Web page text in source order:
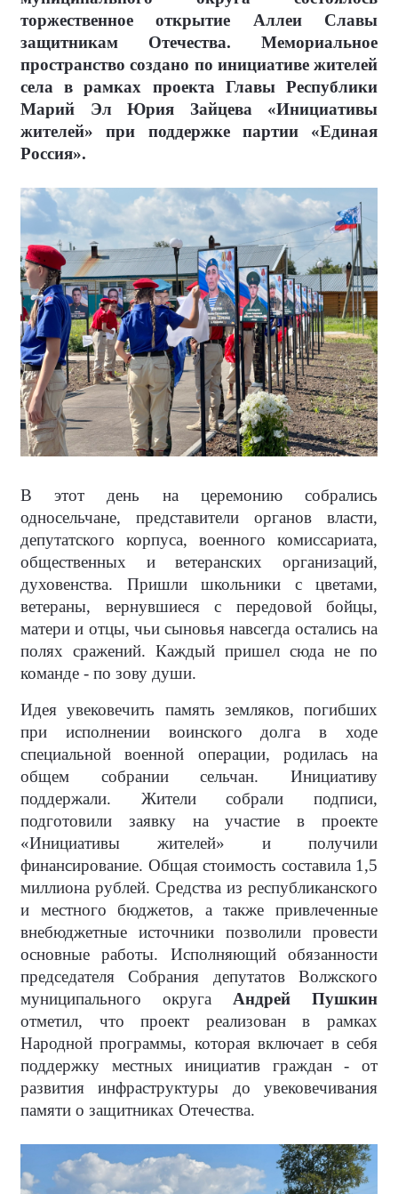
торжественное открытие Аллеи Славы
защитникам Отечества. Мемориальное
пространство создано по инициативе жителей
села в рамках проекта Главы Республики
Марий Эл Юрия Зайцева «Инициативы
жителей» при поддержке партии «Единая
Россия».
В этот день на церемонию собрались
односельчане, представители органов власти,
депутатского корпуса, военного комиссариата,
общественных и ветеранских организаций,
духовенства. Пришли школьники с цветами,
ветераны, вернувшиеся с передовой бойцы,
матери и отцы, чьи сыновья навсегда остались на
полях сражений. Каждый пришел сюда не по
команде - по зову души.
Идея увековечить память земляков, погибших
при исполнении воинского долга в ходе
специальной военной операции, родилась на
общем собрании сельчан. Инициативу
поддержали. Жители собрали подписи,
подготовили заявку на участие в проекте
«Инициативы жителей» и получили
финансирование. Общая стоимость составила 1,5
миллиона рублей. Средства из республиканского
и местного бюджетов, а также привлеченные
внебюджетные источники позволили провести
основные работы. Исполняющий обязанности
председателя Собрания депутатов Волжского
муниципального округа Андрей Пушкин
отметил, что проект реализован в рамках
Народной программы, которая включает в себя
поддержку местных инициатив граждан - от
развития инфраструктуры до увековечивания
памяти о защитниках Отечества.